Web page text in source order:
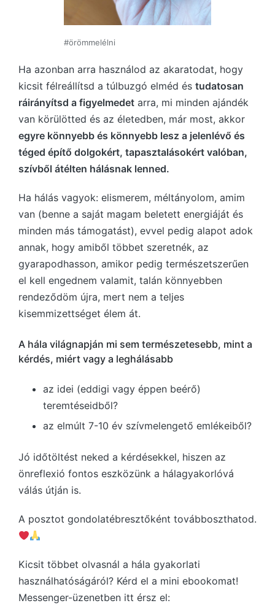
#örömmelélni
Ha azonban arra használod az akaratodat, hogy
kicsit félreállítsd a túlbuzgó elméd és tudatosan
ráirányítsd a figyelmedet arra, mi minden ajándék
van körülötted és az életedben, már most, akkor
egyre könnyebb és könnyebb lesz a jelenlévő és
téged építő dolgokért, tapasztalásokért valóban,
szívből átélten hálásnak lenned.
Ha hálás vagyok: elismerem, méltányolom, amim
van (benne a saját magam beletett energiáját és
minden más támogatást), evvel pedig alapot adok
annak, hogy amiből többet szeretnék, az
gyarapodhasson, amikor pedig természetszerűen
el kell engednem valamit, talán könnyebben
rendeződöm újra, mert nem a teljes
kisemmizettséget élem át.
A hála világnapján mi sem természetesebb, mint a
kérdés, miért vagy a leghálásabb
az idei (eddigi vagy éppen beérő)
teremtéseidből?
az elmúlt 7-10 év szívmelengető emlékeiből?
Jó időtöltést neked a kérdésekkel, hiszen az
önreflexió fontos eszközünk a hálagyakorlóvá
válás útján is.
A posztot gondolatébresztőként továbboszthatod.
Kicsit többet olvasnál a hála gyakorlati
használhatóságáról? Kérd el a mini ebookomat!
Messenger-üzenetben itt érsz el: